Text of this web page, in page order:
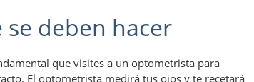
se deben hacer
que visites a un optometrista para
El optometrista medirá tus ojos y te recetará